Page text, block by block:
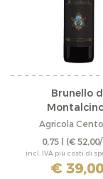
Brunello
Agricola
0,75 l (€
incl. IVA più costi di
€ 39,00